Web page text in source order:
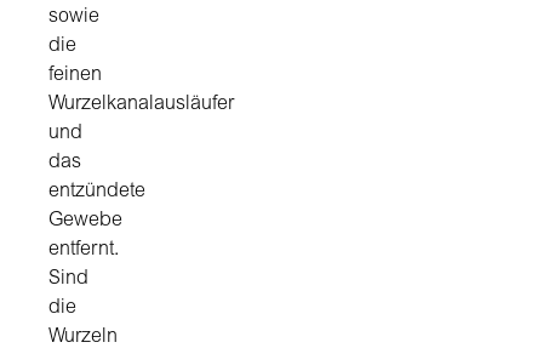
sowie
die
feinen
Wurzelkanalausläufer
und
das
entzündete
Gewebe
entfernt.
Sind
die
Wurzeln